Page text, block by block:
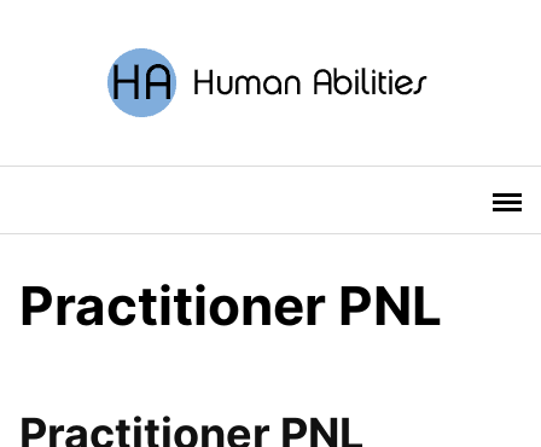
Practitioner PNL
Practitioner PNL